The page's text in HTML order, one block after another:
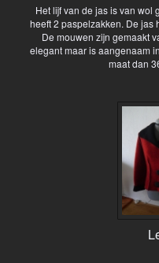
Het lijf van de jas is van wol
heeft 2 paspelzakken. De jas
De mouwen zijn gemaakt
elegant maar is aangenaam
maat dan